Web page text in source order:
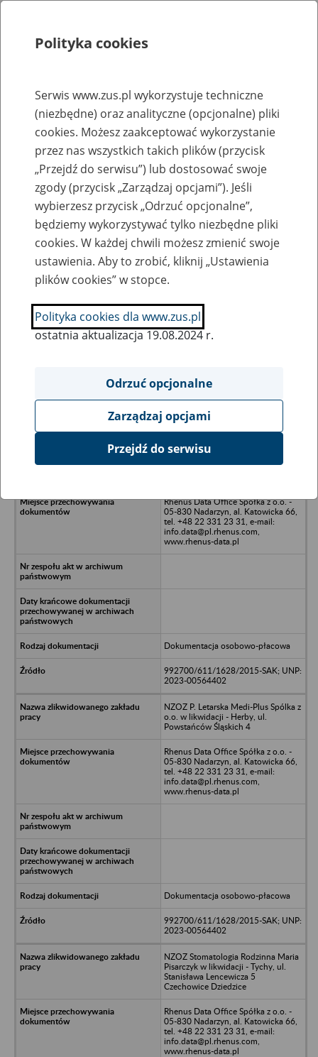
Rejestry, ewidencje i archiwa
Baza zlikwidowanych lub
przekształconych zakładów pracy
Nazwa zakładu pracy:
SZUKAJ
Ukryj wszystkie pozycje bazy
VM Building Solutions w likwidacji -
Rhenus Data Office Spółka z o.o. -
05-830 Nadarzyn, al. Katowicka 66,
tel. +48 22 331 23 31, e-mail:
info.data@pl.rhenus.com,
www.rhenus-data.pl
Dokumentacja osobowo-płacowa
992700/611/1628/2015-SAK; UNP:
2023-00564402
NZOZ P. Letarska Medi-Plus Spólka z
o.o. w likwidacji - Herby, ul.
Powstańców Śląskich 4
Rhenus Data Office Spółka z o.o. -
05-830 Nadarzyn, al. Katowicka 66,
tel. +48 22 331 23 31, e-mail:
info.data@pl.rhenus.com,
www.rhenus-data.pl
Dokumentacja osobowo-płacowa
992700/611/1628/2015-SAK; UNP:
2023-00564402
NZOZ Stomatologia Rodzinna Maria
Pisarczyk w likwidacji - Tychy, ul.
Stanisława Lencewicza 5
Czechowice Dziedzice
Rhenus Data Office Spółka z o.o. -
05-830 Nadarzyn, al. Katowicka 66,
tel. +48 22 331 23 31, e-mail:
info.data@pl.rhenus.com,
www.rhenus-data.pl
Polityka cookies
Serwis www.zus.pl wykorzystuje techniczne
(niezbędne) oraz analityczne (opcjonalne) pliki
cookies. Możesz zaakceptować wykorzystanie
przez nas wszystkich takich plików (przycisk
„Przejdź do serwisu”) lub dostosować swoje
zgody (przycisk „Zarządzaj opcjami”). Jeśli
wybierzesz przycisk „Odrzuć opcjonalne”,
będziemy wykorzystywać tylko niezbędne pliki
cookies. W każdej chwili możesz zmienić swoje
ustawienia. Aby to zrobić, kliknij „Ustawienia
plików cookies” w stopce.
Polityka cookies dla www.zus.pl
ostatnia aktualizacja 19.08.2024 r.
Odrzuć opcjonalne
Zarządzaj opcjami
Przejdź do serwisu